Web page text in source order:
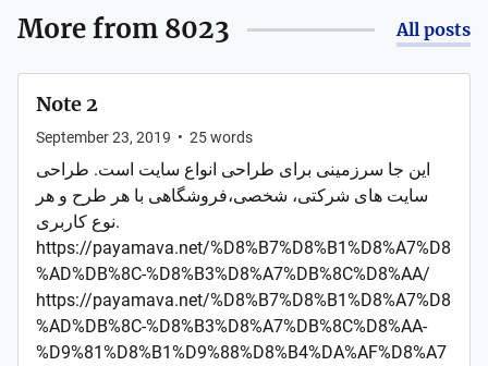
More from 8023 All posts
Note 2
September 23, 2019 • 25words
این جا سرزمینی برای طراحی انواع سایت است. طراحی
سایت های شرکتی، شخصی،فروشگاهی با هر طرح و هر
نوع کاربری.
https://payamava.net/%D8%B7%D8%B1%D8%A7%D8
%AD%DB%8C-%D8%B3%D8%A7%DB%8C%D8%AA/
https://payamava.net/%D8%B7%D8%B1%D8%A7%D8
%AD%DB%8C-%D8%B3%D8%A7%DB%8C%D8%AA-
%D9%81%D8%B1%D9%88%D8%B4%DA%AF%D8%A7